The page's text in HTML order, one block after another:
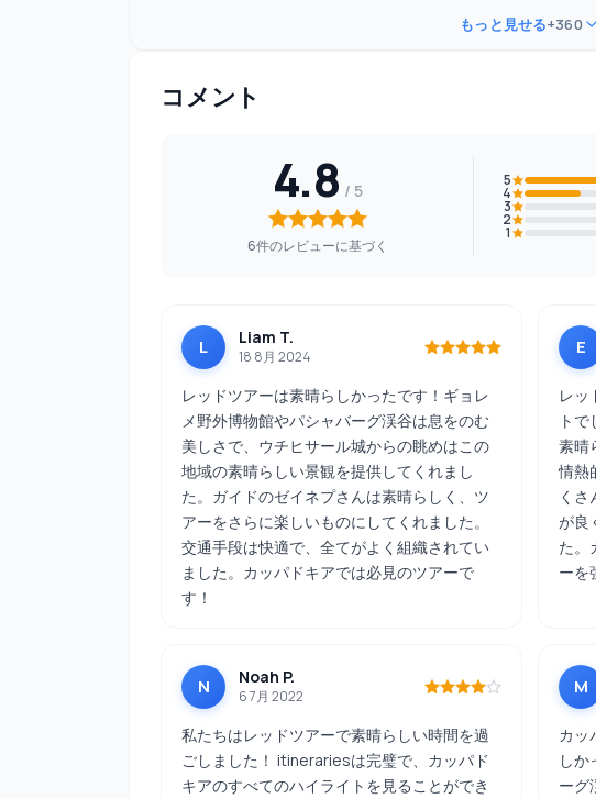
もっと見せる+360
コメント
4.8
6件のレビューに基づく
5
4
3
2
1
L Liam T.
18 8月 2024
レッドツアーは素晴らしかったです！ギョレ
メ野外博物館やパシャバーグ渓谷は息をのむ
美しさで、ウチヒサール城からの眺めはこの
地域の素晴らしい景観を提供してくれまし
た。ガイドのゼイネプさんは素晴らしく、ツ
アーをさらに楽しいものにしてくれました。
交通手段は快適で、全てがよく組織されてい
ました。カッパドキアでは必見のツアーで
す！
E
レッ
ト
素晴
情熱
くさ
が良
た。
ーを
N Noah P.
6 7月 2022
私たちはレッドツアーで素晴らしい時間を過
ごしました！ itinerariesは完璧で、カッパド
キアのすべてのハイライトを見ることができ
M
カッ
し
ーグ